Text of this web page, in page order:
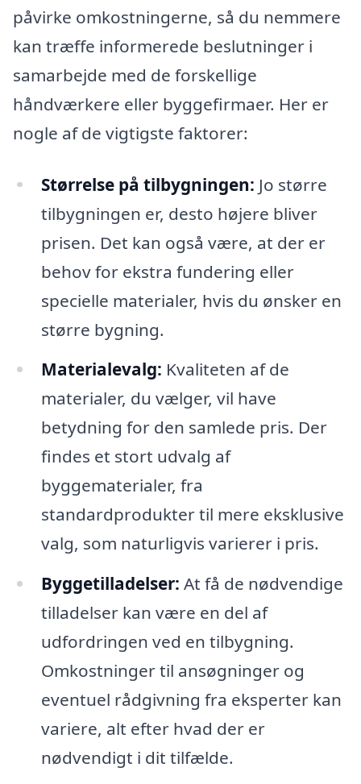
påvirke omkostningerne, så du nemmere
kan træffe informerede beslutninger i
samarbejde med de forskellige
håndværkere eller byggefirmaer. Her er
nogle af de vigtigste faktorer:
Størrelse på tilbygningen: Jo større
tilbygningen er, desto højere bliver
prisen. Det kan også være, at der er
behov for ekstra fundering eller
specielle materialer, hvis du ønsker en
større bygning.
Materialevalg: Kvaliteten af de
materialer, du vælger, vil have
betydning for den samlede pris. Der
findes et stort udvalg af
byggematerialer, fra
standardprodukter til mere eksklusive
valg, som naturligvis varierer i pris.
Byggetilladelser: At få de nødvendige
tilladelser kan være en del af
udfordringen ved en tilbygning.
Omkostninger til ansøgninger og
eventuel rådgivning fra eksperter kan
variere, alt efter hvad der er
nødvendigt i dit tilfælde.